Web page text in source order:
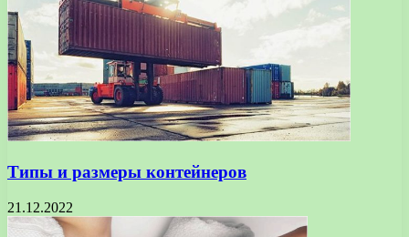
Типы и размеры контейнеров
21.12.2022